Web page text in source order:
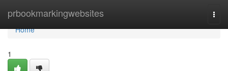
prbookmarkingwebsites
Home
Home
1